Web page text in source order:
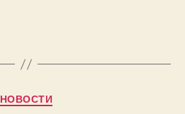
Рубрики
НОВОСТИ